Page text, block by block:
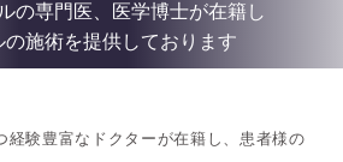
の専門医、医学博士が在籍し
の施術を提供しております
経験豊富なドクターが在籍し、患者様の